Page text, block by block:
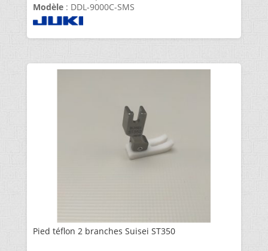
Modèle: DDL-9000C-SMS
Pied téflon 2 branches Suisei ST350